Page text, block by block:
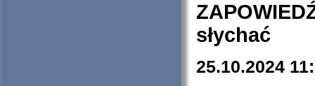
słychać
25.10.2024